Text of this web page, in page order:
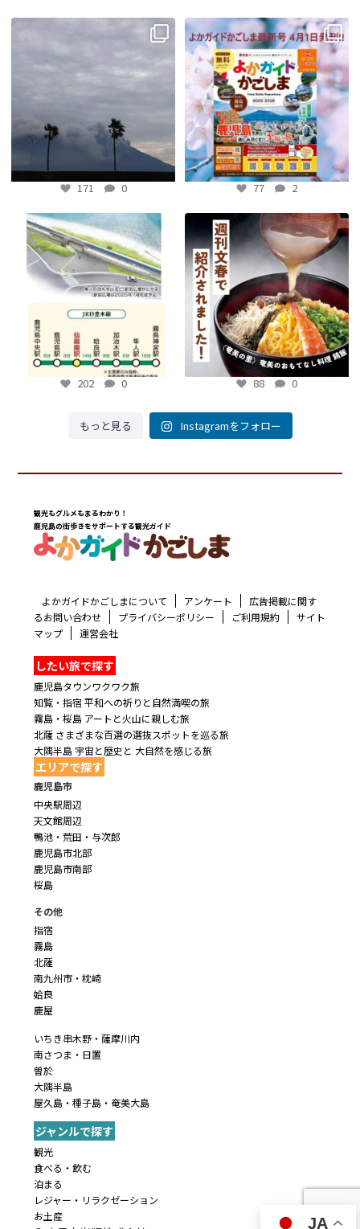
【fromよかガイド】〜鹿児島観光の
171 0
よかガイド最新号、ぜひご覧くださ
い
【fromよかガイド】
...
77 2
77 2
【鹿児島観光トピックス】〜鹿児島中
央駅から約8分!! 「仙巌園駅」誕生〜
...
202 0
202 0
【fromよかガイド】～かごかご . jpか
らのお知らせ ～
...
88 0
88 0
もっと見る Instagramをフォロー
観光もグルメもまるわかり！
鹿児島の街歩きをサポートする観光ガイド
よかガイドかごしまについて アンケート
広告掲載に関す
るお問い合わせ
プライバシーポリシー ご利用規約
サイト
マップ
運営会社
したい旅で探す
鹿児島タウンワクワク旅
知覧・指宿 平和への祈りと自然満喫の旅
霧島・桜島 アートと火山に親しむ旅
北薩 さまざまな百選の選抜スポットを巡る旅
大隅半島 宇宙と歴史と 大自然を感じる旅
エリアで探す
鹿児島市
中央駅周辺
天文館周辺
鴨池・荒田・与次郎
鹿児島市北部
鹿児島市南部
桜島
その他
指宿
霧島
北薩
南九州市・枕崎
姶良
鹿屋
いちき串木野・薩摩川内
南さつま・日置
曽於
大隅半島
屋久島・種子島・奄美大島
ジャンルで探す
観光
食べる・飲む
泊まる
レジャー・リラクゼーション
お土産
JA